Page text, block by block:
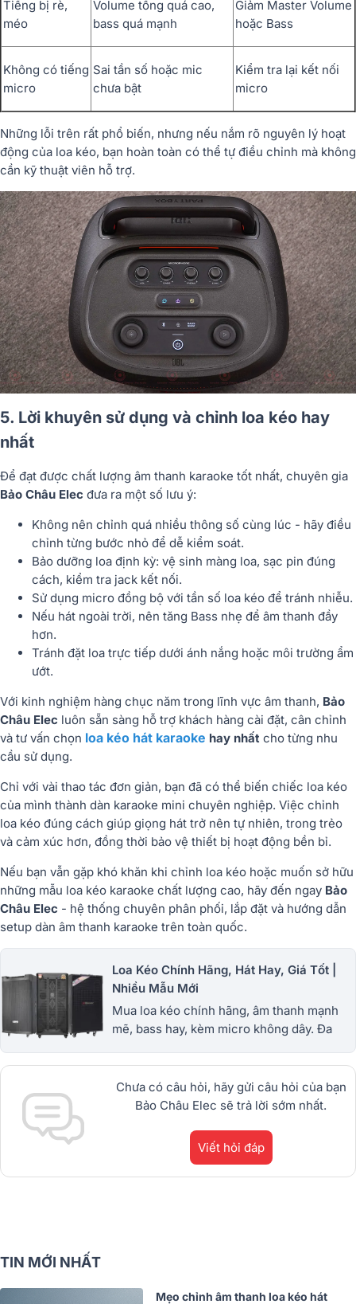
Tiếng bị rè,
méo
Volume tổng quá cao,
bass quá mạnh
Giảm Master Volume
hoặc Bass
Không có tiếng
micro
Sai tần số hoặc mic
chưa bật
Kiểm tra lại kết nối
micro
Những lỗi trên rất phổ biến, nhưng nếu nắm rõ nguyên lý hoạt
động của loa kéo, bạn hoàn toàn có thể tự điều chỉnh mà không
cần kỹ thuật viên hỗ trợ.
5. Lời khuyên sử dụng và chỉnh loa kéo hay
nhất
Để đạt được chất lượng âm thanh karaoke tốt nhất, chuyên gia
Bảo Châu Elec đưa ra một số lưu ý:
Không nên chỉnh quá nhiều thông số cùng lúc - hãy điều
chỉnh từng bước nhỏ để dễ kiểm soát.
Bảo dưỡng loa định kỳ: vệ sinh màng loa, sạc pin đúng
cách, kiểm tra jack kết nối.
Sử dụng micro đồng bộ với tần số loa kéo để tránh nhiễu.
Nếu hát ngoài trời, nên tăng Bass nhẹ để âm thanh đầy
hơn.
Tránh đặt loa trực tiếp dưới ánh nắng hoặc môi trường ẩm
ướt.
Với kinh nghiệm hàng chục năm trong lĩnh vực âm thanh, Bảo
Châu Elec luôn sẵn sàng hỗ trợ khách hàng cài đặt, cân chỉnh
và tư vấn chọn loa kéo hát karaoke hay nhất cho từng nhu
cầu sử dụng.
Chỉ với vài thao tác đơn giản, bạn đã có thể biến chiếc loa kéo
của mình thành dàn karaoke mini chuyên nghiệp. Việc chỉnh
loa kéo đúng cách giúp giọng hát trở nên tự nhiên, trong trẻo
và cảm xúc hơn, đồng thời bảo vệ thiết bị hoạt động bền bỉ.
Nếu bạn vẫn gặp khó khăn khi chỉnh loa kéo hoặc muốn sở hữu
những mẫu loa kéo karaoke chất lượng cao, hãy đến ngay Bảo
Châu Elec - hệ thống chuyên phân phối, lắp đặt và hướng dẫn
setup dàn âm thanh karaoke trên toàn quốc.
Loa Kéo Chính Hãng, Hát Hay, Giá Tốt |
Nhiều Mẫu Mới
Mua loa kéo chính hãng, âm thanh mạnh
mẽ, bass hay, kèm micro không dây. Đa
bảo hành uy tín. 1900.0255
Chưa có câu hỏi, hãy gửi câu hỏi của bạn
Bảo Châu Elec sẽ trả lời sớm nhất.
Viết hỏi đáp
TIN MỚI NHẤT
Mẹo chỉnh âm thanh loa kéo hát